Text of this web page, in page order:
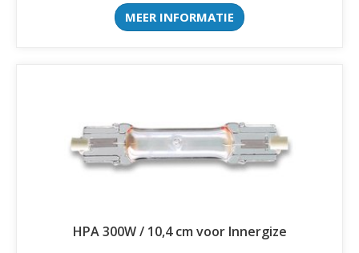
MEER INFORMATIE
HPA 300W / 10,4 cm voor Innergize